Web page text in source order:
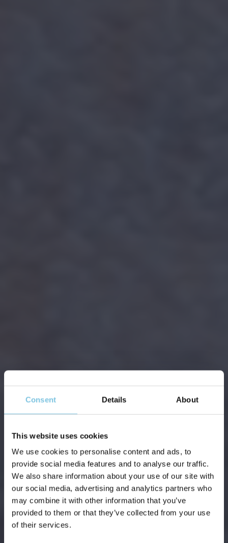
Consent Details About
This website uses cookies
We use cookies to personalise content and ads, to
provide social media features and to analyse our traffic.
We also share information about your use of our site with
our social media, advertising and analytics partners who
may combine it with other information that you’ve
provided to them or that they’ve collected from your use
of their services.